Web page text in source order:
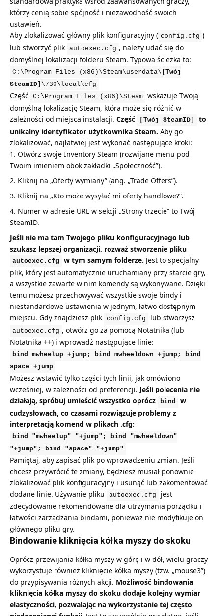
którzy cenią sobie spójność i niezawodność swoich
ustawień.
Aby zlokalizować główny plik konfiguracyjny ( config.cfg )
lub stworzyć plik
autoexec.cfg , należy udać się do
domyślnej lokalizacji folderu Steam. Typowa ścieżka to:
C:\Program Files (x86)\Steam\userdata\ [Twój
SteamID] \730\local\cfg
Część C:\Program Files (x86)\Steam
wskazuje Twoją
domyślną lokalizację Steam, która może się różnić w
zależności od miejsca instalacji. Część [Twój SteamID]
to
unikalny identyfikator użytkownika Steam. Aby go
zlokalizować, najłatwiej jest wykonać następujące kroki:
Otwórz swoje Inventory Steam (rozwijane menu pod
Twoim imieniem obok zakładki „Społeczność”).
Kliknij na „Oferty wymiany” (ang. „Trade Offers”).
Kliknij na „Kto może wysyłać mi oferty handlowe?”.
Numer w adresie URL w sekcji „Strony trzecie” to Twój
SteamID.
Jeśli nie ma tam Twojego pliku konfiguracyjnego lub
szukasz lepszej organizacji, rozważ stworzenie pliku
autoexec.cfg w tym samym folderze. Jest to specjalny
plik, który jest automatycznie uruchamiany przy starcie gry,
a wszystkie zawarte w nim komendy są wykonywane. Dzięki
temu możesz przechowywać wszystkie swoje bindy i
niestandardowe ustawienia w jednym, łatwo dostępnym
miejscu. Gdy znajdziesz plik
config.cfg lub stworzysz
autoexec.cfg , otwórz go za pomocą Notatnika (lub
Notatnika ++) i wprowadź następujące linie:
bind mwheelup +jump; bind mwheeldown +jump; bind
space +jump
Możesz wstawić tylko części tych linii, jak omówiono
wcześniej, w zależności od preferencji. Jeśli polecenia nie
działają, spróbuj umieścić wszystko oprócz
bind
w
cudzysłowach, co czasami rozwiązuje problemy z
interpretacją komend w plikach .cfg:
bind "mwheelup" "+jump"; bind "mwheeldown"
"+jump"; bind "space" "+jump"
Pamiętaj, aby zapisać plik po wprowadzeniu zmian. Jeśli
chcesz przywrócić te zmiany, będziesz musiał ponownie
zlokalizować plik konfiguracyjny i usunąć lub zakomentować
dodane linie. Używanie pliku
autoexec.cfg
jest
zdecydowanie rekomendowane dla utrzymania porządku i
łatwości zarządzania bindami, ponieważ nie modyfikuje on
głównego pliku gry.
Bindowanie kliknięcia kółka myszy do skoku
Oprócz przewijania kółka myszy w górę i w dół, wielu graczy
wykorzystuje również kliknięcie kółka myszy (tzw. „mouse3”)
do przypisywania różnych akcji. Możliwość bindowania
kliknięcia kółka myszy do skoku dodaje kolejny wymiar
elastyczności, pozwalając na wykorzystanie tej często